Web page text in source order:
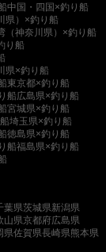
中国・四国×釣り船
県）×釣り船
（神奈川県）×釣り船
り船
県×釣り船
東京都×釣り船
船広島県×釣り船
宮城県×釣り船
埼玉県×釣り船
徳島県×釣り船
船福島県×釣り船
葉県茨城県新潟県
山県京都府広島県
県佐賀県長崎県熊本県